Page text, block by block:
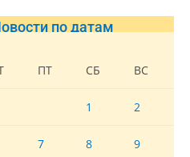
по датам
ПТ СБ ВС
1 2
7 8 9